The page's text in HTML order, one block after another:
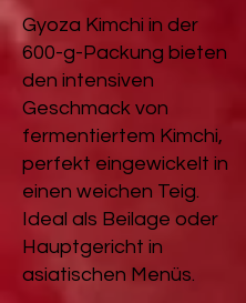
Gyoza Kimchi in der
600-g-Packung bieten
den intensiven
Geschmack von
fermentiertem Kimchi,
perfekt eingewickelt in
einen weichen Teig.
Ideal als Beilage oder
Hauptgericht in
asiatischen Menüs.